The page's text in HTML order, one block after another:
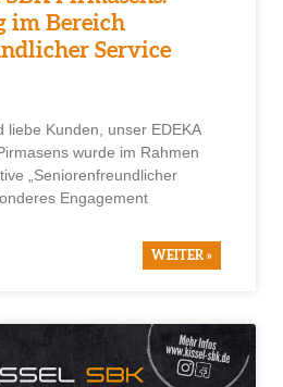
im Bereich
Service
liebe Kunden, unser EDEKA
wurde im Rahmen
„Seniorenfreundlicher
Engagement
WEITER »